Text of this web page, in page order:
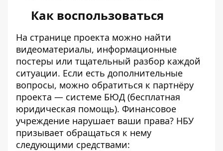
Как воспользоваться
На странице проекта можно найти
видеоматериалы, информационные
постеры или тщательный разбор каждой
ситуации. Если есть дополнительные
вопросы, можно обратиться к партнёру
проекта — системе БЮД (бесплатная
юридическая помощь). Финансовое
учреждение нарушает ваши права? НБУ
призывает обращаться к нему
следующими средствами: